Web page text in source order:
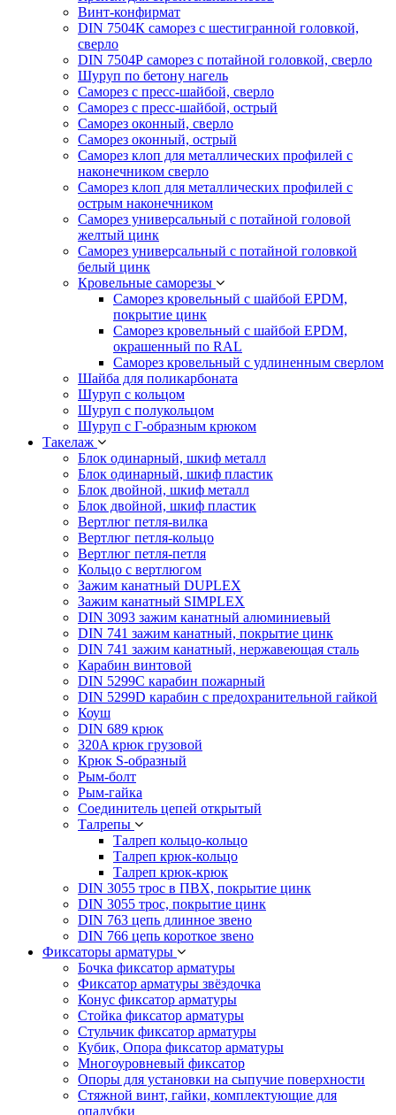
Винт-конфирмат
DIN 7504К саморез с шестигранной головкой,
сверло
DIN 7504Р саморез с потайной головкой, сверло
Шуруп по бетону нагель
Саморез с пресс-шайбой, сверло
Саморез с пресс-шайбой, острый
Саморез оконный, сверло
Саморез оконный, острый
Саморез клоп для металлических профилей с
наконечником сверло
Саморез клоп для металлических профилей с
острым наконечником
Саморез универсальный с потайной головой
желтый цинк
Саморез универсальный с потайной головкой
белый цинк
Кровельные саморезы
Саморез кровельный с шайбой EPDM,
покрытие цинк
Саморез кровельный с шайбой EPDM,
окрашенный по RAL
Саморез кровельный с удлиненным сверлом
Шайба для поликарбоната
Шуруп с кольцом
Шуруп с полукольцом
Шуруп с Г-образным крюком
Такелаж
Блок одинарный, шкиф металл
Блок одинарный, шкиф пластик
Блок двойной, шкиф металл
Блок двойной, шкиф пластик
Вертлюг петля-вилка
Вертлюг петля-кольцо
Вертлюг петля-петля
Кольцо с вертлюгом
Зажим канатный DUPLEX
Зажим канатный SIMPLEX
DIN 3093 зажим канатный алюминиевый
DIN 741 зажим канатный, покрытие цинк
DIN 741 зажим канатный, нержавеющая сталь
Карабин винтовой
DIN 5299C карабин пожарный
DIN 5299D карабин с предохранительной гайкой
Коуш
DIN 689 крюк
320A крюк грузовой
Крюк S-образный
Рым-болт
Рым-гайка
Соединитель цепей открытый
Талрепы
Талреп кольцо-кольцо
Талреп крюк-кольцо
Талреп крюк-крюк
DIN 3055 трос в ПВХ, покрытие цинк
DIN 3055 трос, покрытие цинк
DIN 763 цепь длинное звено
DIN 766 цепь короткое звено
Фиксаторы арматуры
Бочка фиксатор арматуры
Фиксатор арматуры звёздочка
Конус фиксатор арматуры
Стойка фиксатор арматуры
Стульчик фиксатор арматуры
Кубик, Опора фиксатор арматуры
Многоуровневый фиксатор
Опоры для установки на сыпучие поверхности
Стяжной винт, гайки, комплектующие для
опалубки